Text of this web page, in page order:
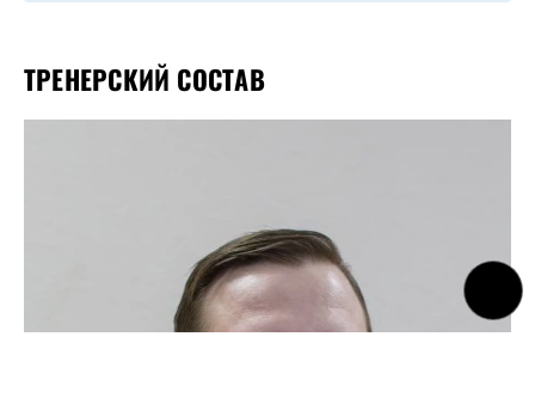
ТРЕНЕРСКИЙ СОСТАВ